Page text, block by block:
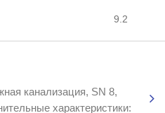
9.2
канализация, SN 8,
характеристики: